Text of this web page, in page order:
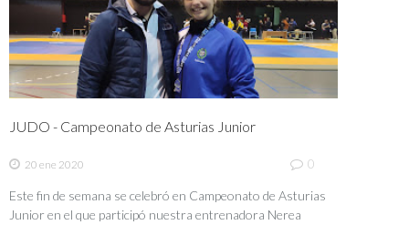
JUDO - Campeonato de Asturias Junior
20 ene 2020 0
Este fin de semana se celebró en Campeonato de Asturias
Junior en el que participó nuestra entrenadora Nerea